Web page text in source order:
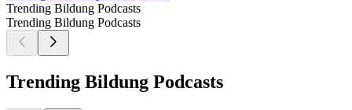
Trending Bildung Podcasts
Trending Bildung Podcasts
Trending Bildung Podcasts